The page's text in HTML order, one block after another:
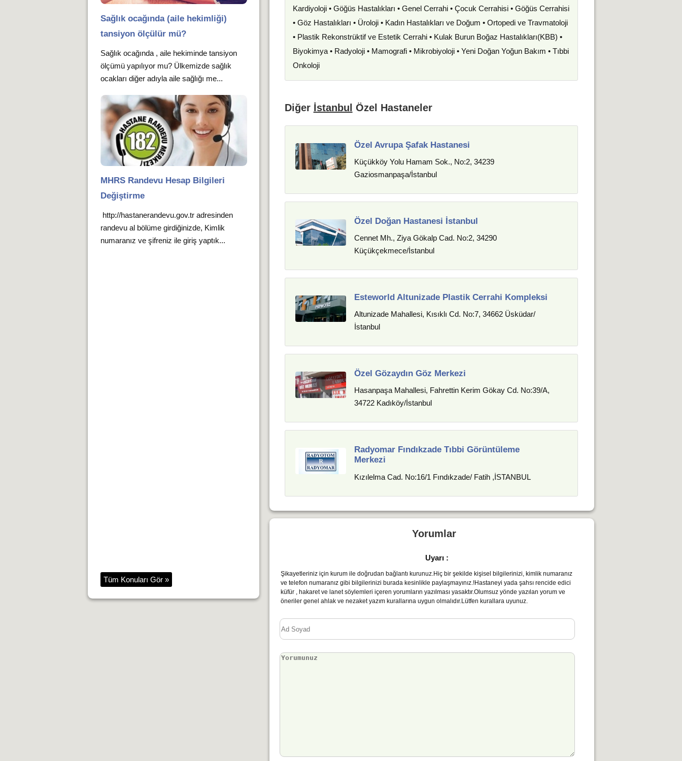
Kardiyoloji • Göğüs Hastalıkları • Genel Cerrahi • Çocuk Cerrahisi • Göğüs Cerrahisi
• Göz Hastalıkları • Üroloji • Kadın Hastalıkları ve Doğum • Ortopedi ve Travmatoloji
• Plastik Rekonstrüktif ve Estetik Cerrahi • Kulak Burun Boğaz Hastalıkları(KBB) •
Biyokimya • Radyoloji • Mamografi • Mikrobiyoloji • Yeni Doğan Yoğun Bakım • Tıbbi
Onkoloji
Diğer İstanbul Özel Hastaneler
Özel Avrupa Şafak Hastanesi
Küçükköy Yolu Hamam Sok., No:2, 34239
Gaziosmanpaşa/İstanbul
Özel Doğan Hastanesi İstanbul
Cennet Mh., Ziya Gökalp Cad. No:2, 34290
Küçükçekmece/İstanbul
Esteworld Altunizade Plastik Cerrahi Kompleksi
Altunizade Mahallesi, Kısıklı Cd. No:7, 34662 Üsküdar/
İstanbul
Özel Gözaydın Göz Merkezi
Hasanpaşa Mahallesi, Fahrettin Kerim Gökay Cd. No:39/A,
34722 Kadıköy/İstanbul
Radyomar Fındıkzade Tıbbi Görüntüleme
Merkezi
Kızılelma Cad. No:16/1 Fındıkzade/ Fatih ,İSTANBUL
Sağlık ocağında (aile hekimliği)
tansiyon ölçülür mü?
Sağlık ocağında , aile hekiminde tansiyon
ölçümü yapılıyor mu? Ülkemizde sağlık
ocakları diğer adıyla aile sağlığı me...
MHRS Randevu Hesap Bilgileri
Değiştirme
http://hastanerandevu.gov.tr adresinden
randevu al bölüme girdiğinizde, Kimlik
numaranız ve şifreniz ile giriş yaptık...
Tüm Konuları Gör »
Yorumlar
Uyarı :
Şikayetleriniz için kurum ile doğrudan bağlantı kurunuz.Hiç bir şekilde kişisel bilgilerinizi, kimlik numaranız
ve telefon numaranız gibi bilgilerinizi burada kesinlikle paylaşmayınız.!Hastaneyi yada şahsı rencide edici
küfür , hakaret ve lanet söylemleri içeren yorumların yazılması yasaktır.Olumsuz yönde yazılan yorum ve
öneriler genel ahlak ve nezaket yazım kurallarına uygun olmalıdır.Lütfen kurallara uyunuz.